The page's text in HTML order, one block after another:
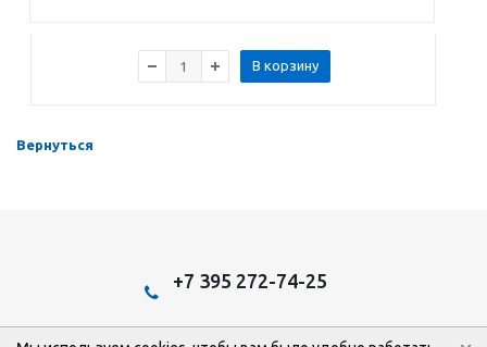
В корзину
Вернуться
+7 395 272-74-25